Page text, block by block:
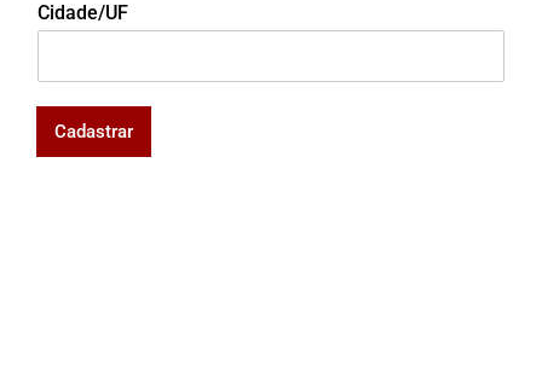
Cidade/UF
Cadastrar